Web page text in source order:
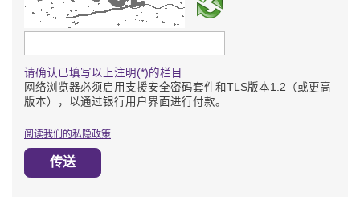
请输入验证码
请确认已填写以上注明(*)的栏目
网络浏览器必须启用支援安全密码套件和TLS版本1.2（或更高
版本），以通过银行用户界面进行付款。
阅读我们的私隐政策
传送